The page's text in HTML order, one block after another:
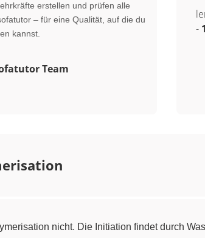
erstellen und prüfen alle
– für eine Qualität, auf die du
kannst.
Team
-
nicht. Die Initiation findet durch